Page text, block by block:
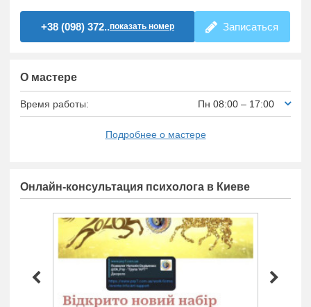
+38 (098) 372..показать номер Записаться
О мастере
Время работы: Пн 08:00 – 17:00
Подробнее о мастере
Онлайн-консультация психолога в Киеве